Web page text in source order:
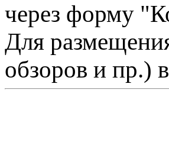
через форму
Для
обзоров и пр.)